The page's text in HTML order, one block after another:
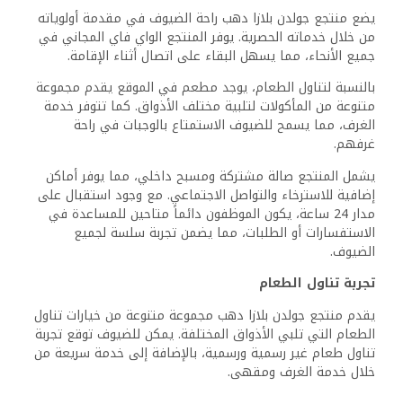
خيارات تناول الطعام:
قائمة حسب الطلب: تقدم مجموعة من الأطباق المعدة بمكونات
طازجة.
بار: يقدم مجموعة متنوعة من المشروبات، بما في ذلك
الكوكتيلات والمشروبات غير الكحولية.
يضمن الموظفون اليقظون تجربة تناول طعام ممتعة، سواء اختار
الضيوف تناول الطعام في المطعم أو الاستمتاع بمشروب في
البار.
الإفطار خيارات المأكولات
يقدم الإفطار في منتجع جولدن بلازا دهب بوفيه متنوع، بما في
ذلك خيارات تناسب تفضيلات غذائية مختلفة.
أبرز ما في الإفطار:
فواكه طازجة ومعجنات.
أطباق ساخنة مثل البيض والفطائر.